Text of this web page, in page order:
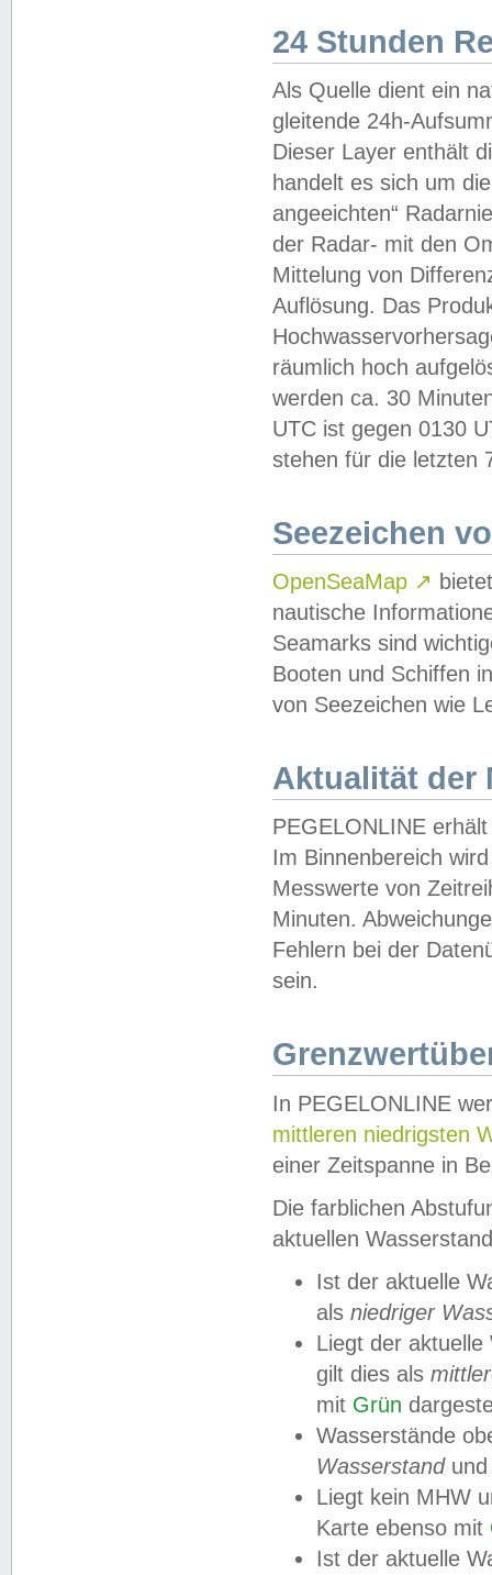
24 Stunden
Als Quelle dient ein
gleitende 24h-
Dieser Layer enthält
handelt es sich um
angeeichten“
der Radar- mit den
Mittelung von
Auflösung. Das
räumlich hoch
werden ca. 30
UTC ist gegen 0130
stehen für die letzten
Seezeichen
OpenSeaMap ↗
nautische
Seamarks sind
Booten und Schiffen
von Seezeichen wie
Aktualität der
PEGELONLINE
Im Binnenbereich
Messwerte von
Minuten.
Fehlern bei der
sein.
In PEGELONLINE
mittleren niedrigsten
einer Zeitspanne in
Die farblichen
aktuellen
Ist der aktuelle
als niedriger
Liegt der
gilt dies als
mit Grün
Wasserstände
Wasserstandund
Liegt kein MHW
Karte ebenso mit
Ist der aktuelle